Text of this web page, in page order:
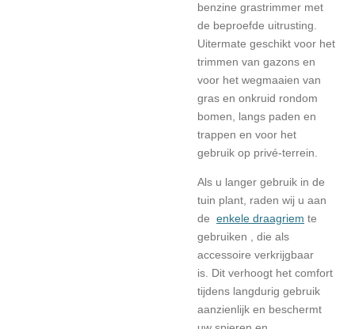
benzine grastrimmer met
de beproefde uitrusting.
Uitermate geschikt voor het
trimmen van gazons en
voor het wegmaaien van
gras en onkruid rondom
bomen, langs paden en
trappen en voor het
gebruik op privé-terrein.
Als u langer gebruik in de
tuin plant, raden wij u aan
de enkele draagriem te
gebruiken , die als
accessoire verkrijgbaar
is. Dit verhoogt het comfort
tijdens langdurig gebruik
aanzienlijk en beschermt